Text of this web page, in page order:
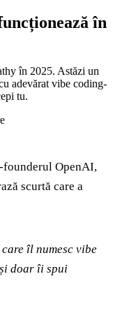
în
în 2025. Astăzi un
adevărat vibe coding-
tu.
OpenAI,
scurtă care a
îl numesc vibe
doar îi spui